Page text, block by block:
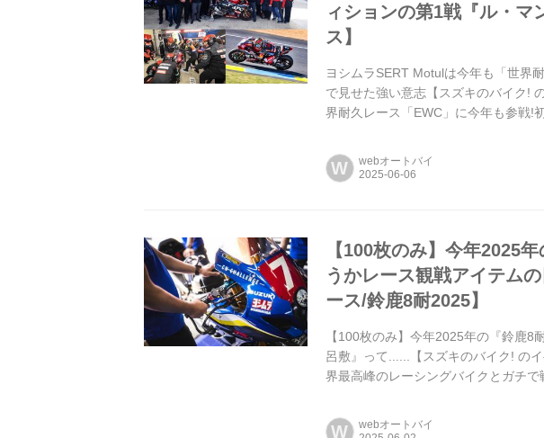
ィションの第1戦『ル・
ス】
ヨシムラSERT Motulは今年も「世界
で見せた強い意志【スズキのバイク!
界耐久レース「EWC」に今年も参戦!
W webオートバイ
【100枚のみ】今年2025
うかレース観戦アイテム
ース/鈴鹿8耐2025】
【100枚のみ】今年2025年の『鈴鹿
呂敷』って......【スズキのバイク! の
界最高峰のレーシングバイクとガチ
W webオートバイ